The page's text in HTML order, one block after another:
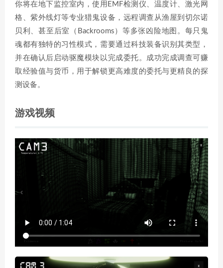
你将在地下监控室内，使用EMF检测仪、温度计、激光网
格、紫外线灯等专业猎鬼设备，远程调查从渔屋到切尔诺
贝利、甚至后室（Backrooms）等多张凶险地图。每只鬼
魂都有独特的习性模式，需要通过科技装备识别其类型，
并在确认后启动驱魔模块以完成委托。成功完成调查可赚
取经验值与货币，用于解锁更高难度的委托与更精良的探
测设备。
游戏视频